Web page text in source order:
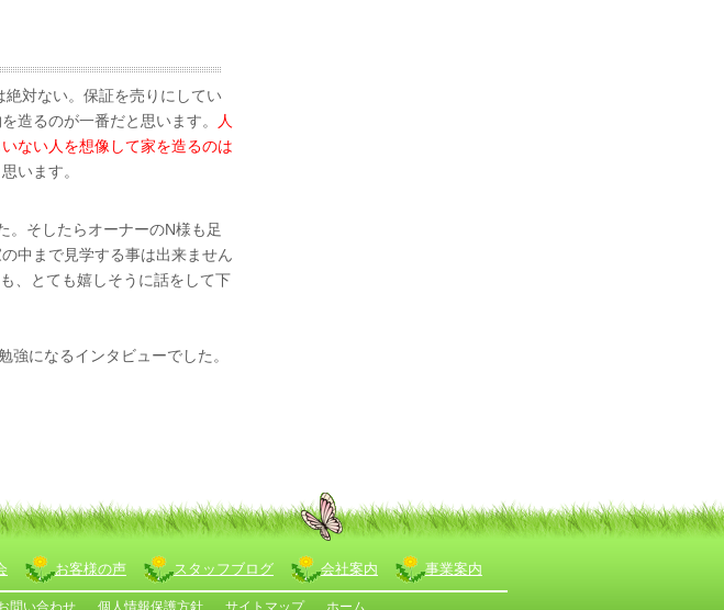
対ない。保証を売りにしてい
造るのが一番だと思います。
人
ない人を想像して家を造るのは
います。
。そしたらオーナーのN様も足
中まで見学する事は出来ません
、とても嬉しそうに話をして下
になるインタビューでした。
お客様の声 スタッフブログ 会社案内 事業案内
問い合わせ 個人情報保護方針 サイトマップ ホーム